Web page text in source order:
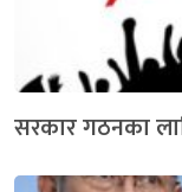
सरकार गठनका